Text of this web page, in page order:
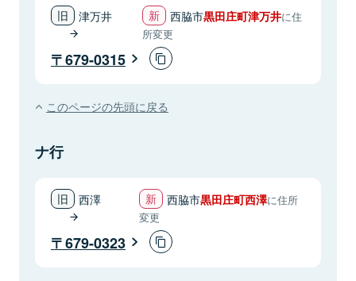
津万井 西脇市黒田庄町津万井に住
所変更
679-0315
このページの先頭に戻る
ナ行
西澤 西脇市黒田庄町西澤に住所
変更
679-0323